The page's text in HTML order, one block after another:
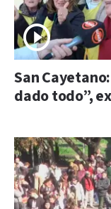
San
dado todo”,